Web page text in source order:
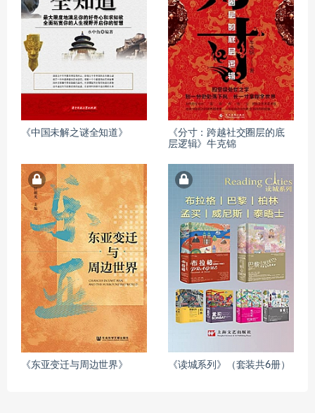
《中国未解之谜全知道》
《分寸：跨越社交圈层的底
层逻辑》牛克锦
《东亚变迁与周边世界》 《读城系列》（套装共6册）